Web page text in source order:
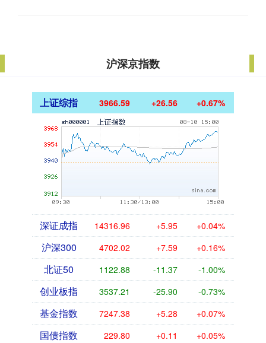
沪深京指数
上证综指 3966.59 +26.56 +0.67%
深证成指 14316.96 +5.95 +0.04%
沪深300 4702.02 +7.59 +0.16%
北证50 1122.88 -11.37 -1.00%
创业板指 3537.21 -25.90 -0.73%
基金指数 7247.38 +5.28 +0.07%
国债指数 229.80 +0.11 +0.05%